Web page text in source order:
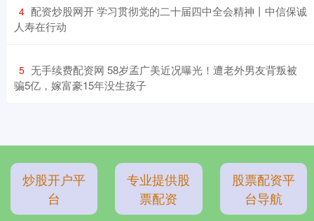
4 ​配资炒股网开 学习贯彻党的二十届四中全会精神丨中信保诚
人寿在行动
5 ​无手续费配资网 58岁孟广美近况曝光！遭老外男友背叛被
骗5亿，嫁富豪15年没生孩子
炒股开户平
台
专业提供股
票配资
股票配资平
台导航